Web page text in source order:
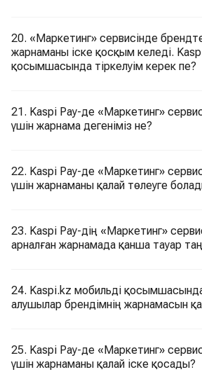
20. «Маркетинг» сервисінде
жарнаманы іске қосқым келеді.
қосымшасында тіркелуім керек пе?
21. Kaspi Pay-де «Маркетинг»
үшін жарнама дегеніміз не?
22. Kaspi Pay-де «Маркетинг»
үшін жарнаманы қалай төлеуге
23. Kaspi Pay-дің «Маркетинг»
арналған жарнамада қанша тауар
24. Kaspi.kz мобильді
алушылар брендімнің жарнамасын
25. Kaspi Pay-де «Маркетинг»
үшін жарнаманы қалай іске қосады?